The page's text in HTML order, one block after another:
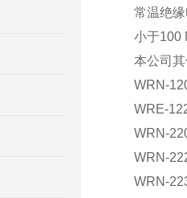
常温绝
小于100
本公司
WRN-
WRE-
WRN-
WRN-
WRN-